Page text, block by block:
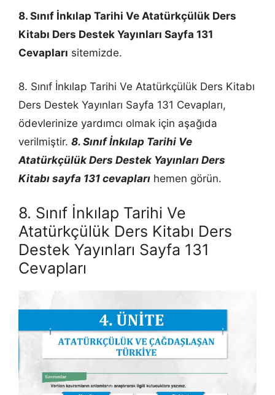
8. Sınıf İnkılap Tarihi Ve Atatürkçülük Ders
Kitabı Ders Destek Yayınları Sayfa 131
Cevapları sitemizde.
8. Sınıf İnkılap Tarihi Ve Atatürkçülük Ders Kitabı
Ders Destek Yayınları Sayfa 131 Cevapları,
ödevlerinize yardımcı olmak için aşağıda
verilmiştir. 8. Sınıf İnkılap Tarihi Ve
Atatürkçülük Ders Destek Yayınları Ders
Kitabı sayfa 131 cevapları hemen görün.
8. Sınıf İnkılap Tarihi Ve
Atatürkçülük Ders Kitabı Ders
Destek Yayınları Sayfa 131
Cevapları